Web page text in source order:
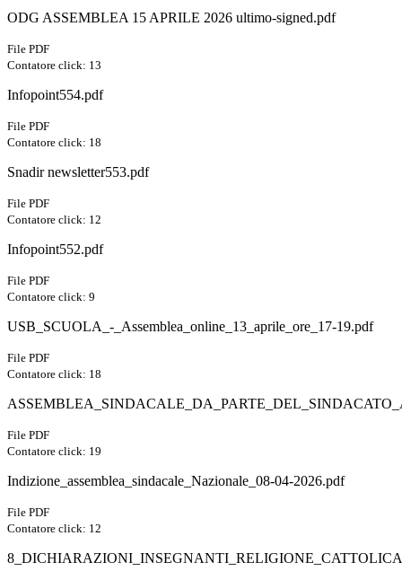
ODG ASSEMBLEA 15 APRILE 2026 ultimo-signed.pdf
File PDF
Contatore click: 13
Infopoint554.pdf
File PDF
Contatore click: 18
Snadir newsletter553.pdf
File PDF
Contatore click: 12
Infopoint552.pdf
File PDF
Contatore click: 9
USB_SCUOLA_-_Assemblea_online_13_aprile_ore_17-19.pdf
File PDF
Contatore click: 18
File PDF
Contatore click: 19
Indizione_assemblea_sindacale_Nazionale_08-04-2026.pdf
File PDF
Contatore click: 12